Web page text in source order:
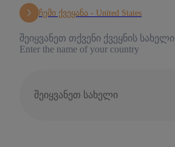
ჩემი ქვეყანა - United States
შეიყვანეთ თქვენი ქვეყნის სახელი
Enter the name of your country